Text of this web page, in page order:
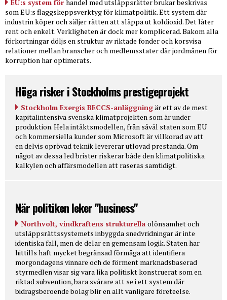
EU:s system för handel med utsläppsrätter brukar beskrivas
som EU:s flaggskeppsverktyg för klimatpolitik. Ett system där
industrin köper och säljer rätten att släppa ut koldioxid. Det låter
rent och enkelt. Verkligheten är dock mer komplicerad. Bakom alla
förkortningar döljs en struktur av riktade fonder och korsvisa
relationer mellan branscher och medlemsstater där jordmånen för
korruption har optimerats.
Höga risker i Stockholms prestigeprojekt
Stockholm Exergis BECCS-anläggningär ett av de mest
kapitalintensiva svenska klimatprojekten som är under
produktion. Hela intäktsmodellen, från såväl staten som EU
och kommersiella kunder som Microsoft är villkorad av att
en delvis oprövad teknik levererar utlovad prestanda. Om
något av dessa led brister riskerar både den klimatpolitiska
kalkylen och affärsmodellen att raseras samtidigt.
När politiken leker "business"
Northvolt, vindkraftens strukturella olönsamhet och
utsläppsrättssystemets inbyggda snedvridningar är inte
identiska fall, men de delar en gemensam logik. Staten har
hittills haft mycket begränsad förmåga att identifiera
morgondagens vinnare och de förment marknadsbaserad
styrmedlen visar sig vara lika politiskt konstruerat som en
riktad subvention, bara svårare att se i ett system där
bidragsberoende bolag blir en allt vanligare företeelse.